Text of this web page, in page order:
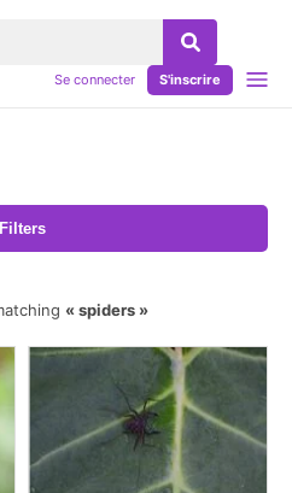
Se connecter S'inscrire
Filters
spiders